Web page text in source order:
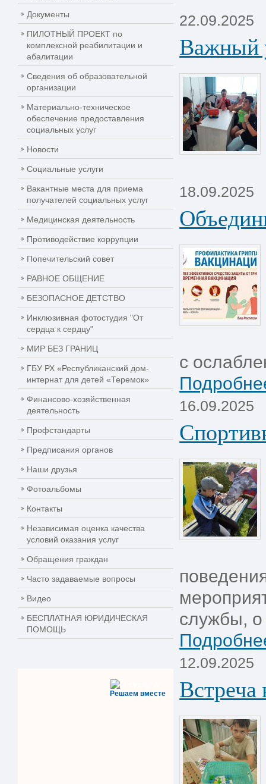
Документы
ПИЛОТНЫЙ ПРОЕКТ по
комплексной реабилитации и
абалитации
Сведения об образовательной
организации
Материально-техническое
обеспечение предоставления
социальных услуг
Новости
Социальные услуги
Вакантные места для приема
получателей социальных услуг
Медицинская деятельность
Противодействие коррупции
Попечительский совет
РАВНОЕ ОБЩЕНИЕ
БЕЗОПАСНОЕ ДЕТСТВО
Инклюзивная фотостудия "От
сердца к сердцу"
МИР БЕЗ ГРАНИЦ
ГБУ РХ «Республиканский дом-
интернат для детей «Теремок»
Финансово-хозяйственная
деятельность
Профстандарты
Предписания органов
Наши друзья
Фотоальбомы
Контакты
Независимая оценка качества
условий оказания услуг
Обращения граждан
Часто задаваемые вопросы
Видео
БЕСПЛАТНАЯ ЮРИДИЧЕСКАЯ
ПОМОЩЬ
Решаем вместе
22.09.2025
Важный
18.09.2025
с
16.09.2025
службы, о
12.09.2025
Встреча